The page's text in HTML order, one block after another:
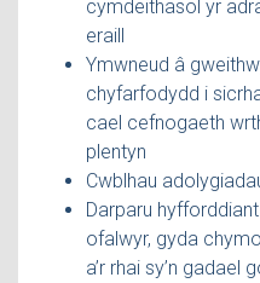
cymdeithasol yr
eraill
Ymwneud â
chyfarfodydd i
cael cefnogaeth
plentyn
Cwblhau
Darparu hyfforddiant
ofalwyr, gyda
a’r rhai sy’n gadael